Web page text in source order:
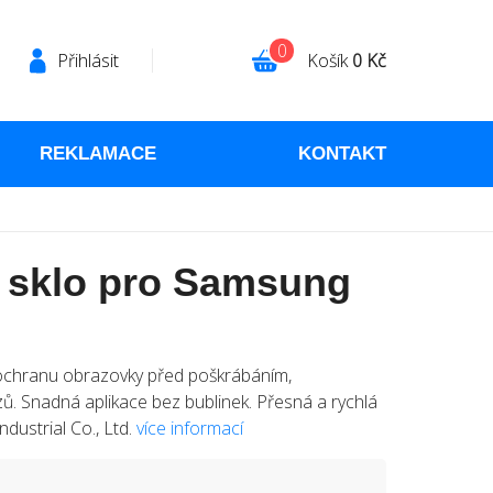
Přihlásit Košík0 Kč
0
REKLAMACE KONTAKT
pro Samsung
obrazovky před poškrábáním,
Snadná aplikace bez bublinek. Přesná a rychlá
Co., Ltd. více informací